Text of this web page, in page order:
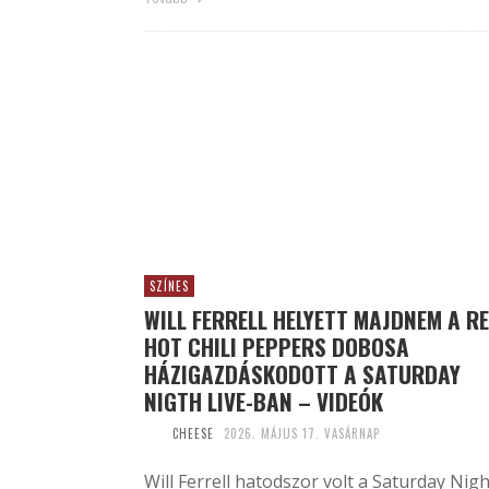
SZÍNES
WILL FERRELL HELYETT MAJDNEM A
HOT CHILI PEPPERS DOBOSA
HÁZIGAZDÁSKODOTT A SATURDAY
NIGTH LIVE-BAN – VIDEÓK
CHEESE 2026. MÁJUS 17. VASÁRNAP
Will Ferrell hatodszor volt a Saturday